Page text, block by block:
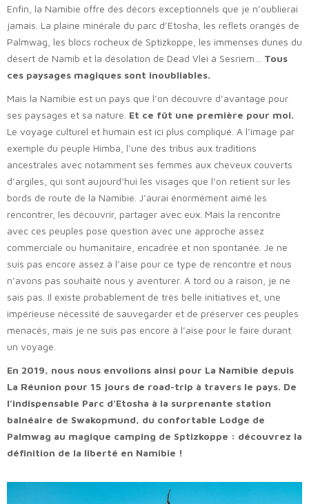
Enfin, la Namibie offre des décors exceptionnels que je n’oublierai
jamais. La plaine minérale du parc d’Etosha, les reflets orangés de
Palmwag, les blocs rocheux de Sptizkoppe, les immenses dunes du
désert de Namib et la désolation de Dead Vlei à Sesriem… Tous
ces paysages magiques sont inoubliables.
Mais la Namibie est un pays que l’on découvre d’avantage pour
ses paysages et sa nature. Et ce fût une première pour moi.
Le voyage culturel et humain est ici plus compliqué. A l’image par
exemple du peuple Himba, l’une des tribus aux traditions
ancestrales avec notamment ses femmes aux cheveux couverts
d’argiles, qui sont aujourd’hui les visages que l’on retient sur les
bords de route de la Namibie. J’aurai énormément aimé les
rencontrer, les découvrir, partager avec eux. Mais la rencontre
avec ces peuples pose question avec une approche assez
commerciale ou humanitaire, encadrée et non spontanée. Je ne
suis pas encore assez à l’aise pour ce type de rencontre et nous
n’avons pas souhaité nous y aventurer. A tord ou à raison, je ne
sais pas. Il existe probablement de très belle initiatives et, une
impérieuse nécessité de sauvegarder et de préserver ces peuples
menacés, mais je ne suis pas encore à l’aise pour le faire durant
un voyage.
En 2019, nous nous envolions ainsi pour La Namibie depuis
La Réunion pour 15 jours de road-trip à travers le pays. De
l’indispensable Parc d’Etosha à la surprenante station
balnéaire de Swakopmund, du confortable Lodge de
Palmwag au magique camping de Sptizkoppe : découvrez la
définition de la liberté en Namibie !